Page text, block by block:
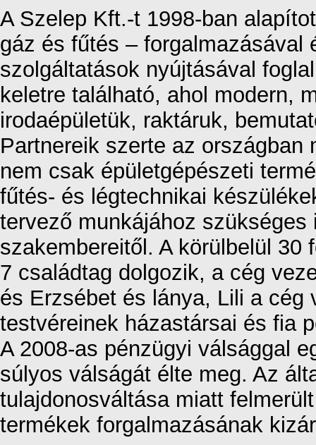
A Szelep Kft.-t 1998-ban
gáz és fűtés – forgalmazásával
szolgáltatások nyújtásával
keletre található, ahol modern,
irodaépületük, raktáruk,
Partnereik szerte az
nem csak épületgépészeti
fűtés- és légtechnikai
tervező munkájához
szakembereitől. A körülbelül
7 családtag dolgozik, a cég
és Erzsébet és lánya, Lili a cég
testvéreinek házastársai és fia
A 2008-as pénzügyi válsággal
súlyos válságát élte meg. Az
tulajdonosváltása miatt
termékek forgalmazásának